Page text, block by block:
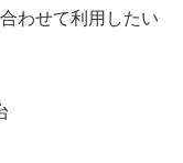
わせて利用したい